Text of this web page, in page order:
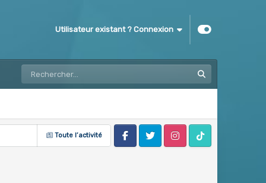
Utilisateur existant ? Connexion
Toute l’activité
FacebookTwitter InstagramTik Tok